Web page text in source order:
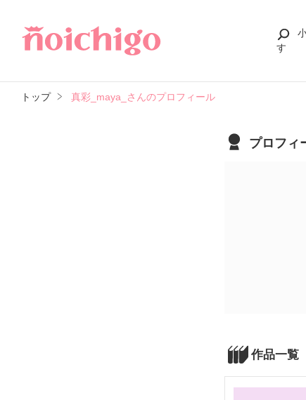
す
トップ 真彩_maya_さんのプロフィール
プロフィ
作品一覧